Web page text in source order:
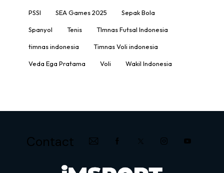
PSSI SEA Games 2025 Sepak Bola
Spanyol Tenis TImnas Futsal Indonesia
timnas indonesia Timnas Voli indonesia
Veda Ega Pratama Voli Wakil Indonesia
Contact